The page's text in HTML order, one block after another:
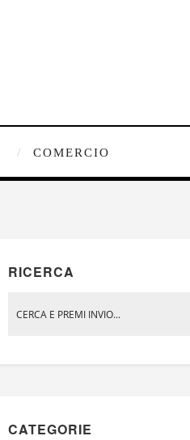
COMERCIO
RICERCA
CATEGORIE